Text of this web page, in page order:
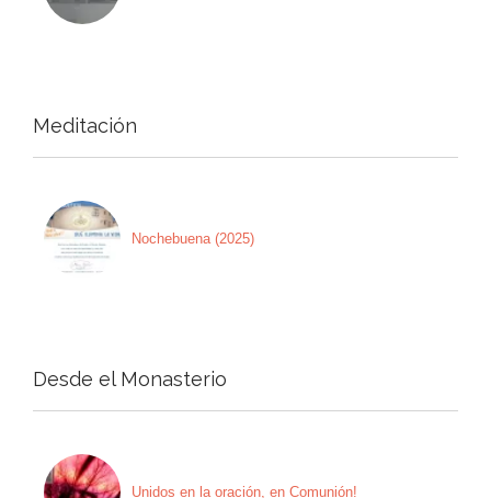
Meditación
Nochebuena (2025)
Desde el Monasterio
Unidos en la oración, en Comunión!